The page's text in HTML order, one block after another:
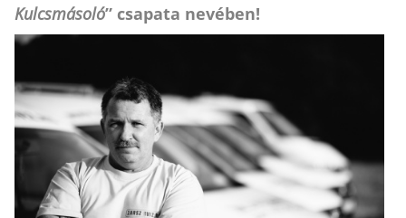
Kulcsmásoló” csapata nevében!